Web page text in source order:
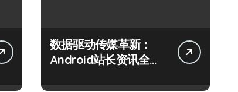
数据驱动传媒革新：
Android站长资讯全攻